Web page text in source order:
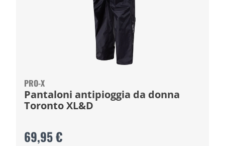
PRO-X
Pantaloni antipioggia da donna
Toronto XL&D
69,95 €